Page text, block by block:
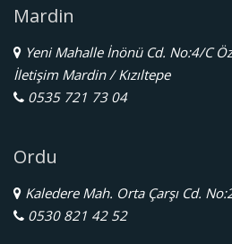
Mardin
Yeni Mahalle İnönü Cd. No:4/C
İletişim Mardin / Kızıltepe
0535 721 73 04
Ordu
Kaledere Mah. Orta Çarşı Cd.
0530 821 42 52